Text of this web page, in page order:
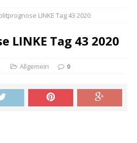
LINKE Tag 43 2020
LINKE Tag 43 2020
Allgemein 0